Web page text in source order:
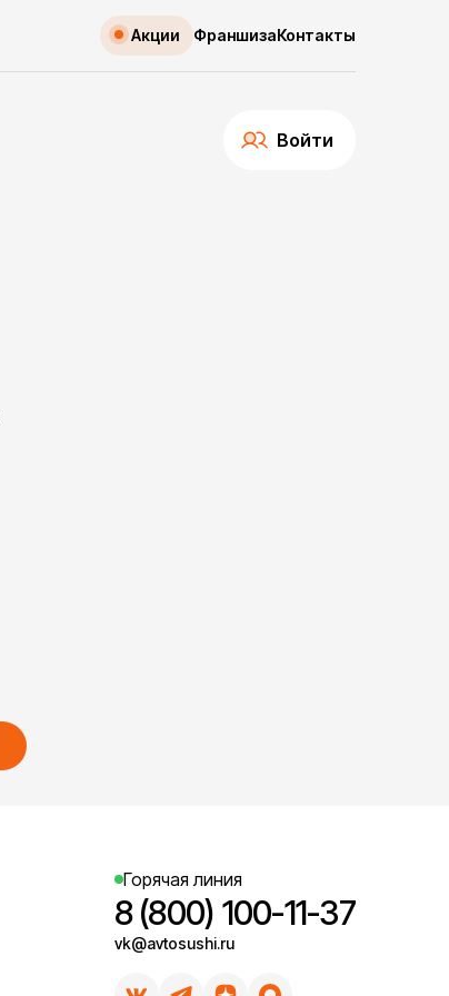
Акции ФраншизаКонтакты
Войти
Горячая линия
8 (800) 100-11-37
vk@avtosushi.ru